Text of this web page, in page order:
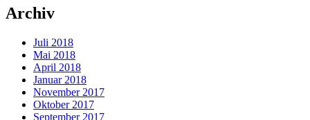
Archiv
Juli 2018
Mai 2018
April 2018
Januar 2018
November 2017
Oktober 2017
September 2017